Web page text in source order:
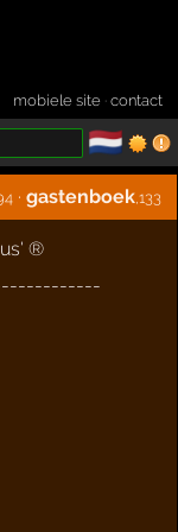
mobiele site ·contact
🇳🇱
·gastenboek,133